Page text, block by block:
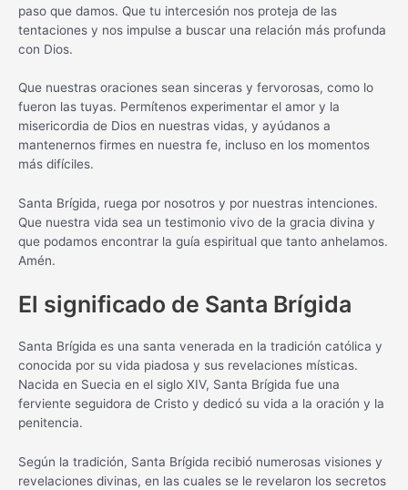
paso que damos. Que tu intercesión nos proteja de las
tentaciones y nos impulse a buscar una relación más profunda
con Dios.
Que nuestras oraciones sean sinceras y fervorosas, como lo
fueron las tuyas. Permítenos experimentar el amor y la
misericordia de Dios en nuestras vidas, y ayúdanos a
mantenernos firmes en nuestra fe, incluso en los momentos
más difíciles.
Santa Brígida, ruega por nosotros y por nuestras intenciones.
Que nuestra vida sea un testimonio vivo de la gracia divina y
que podamos encontrar la guía espiritual que tanto anhelamos.
Amén.
El significado de Santa Brígida
Santa Brígida es una santa venerada en la tradición católica y
conocida por su vida piadosa y sus revelaciones místicas.
Nacida en Suecia en el siglo XIV, Santa Brígida fue una
ferviente seguidora de Cristo y dedicó su vida a la oración y la
penitencia.
Según la tradición, Santa Brígida recibió numerosas visiones y
revelaciones divinas, en las cuales se le revelaron los secretos